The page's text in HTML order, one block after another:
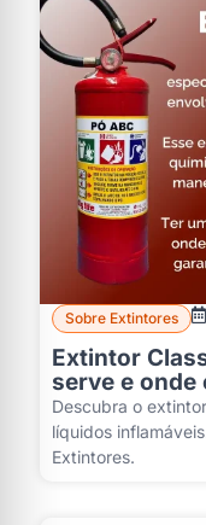
Sobre Extintores
Extintor
serve e onde
Descubra o
líquidos
Extintores.